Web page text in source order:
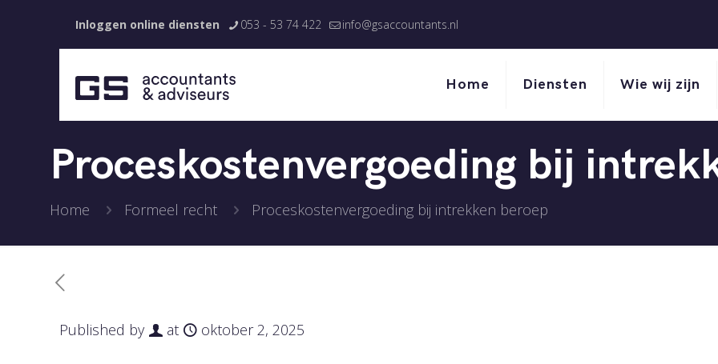
Inloggen online diensten 053 - 53 74 422 info@gsaccountants.nl
Home Diensten Wie wij zijn
Proceskostenvergoeding bij
Home Formeel recht Proceskostenvergoeding bij intrekken beroep
Published by at oktober 2, 2025